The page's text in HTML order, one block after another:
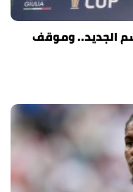
الجديد.. وموقف